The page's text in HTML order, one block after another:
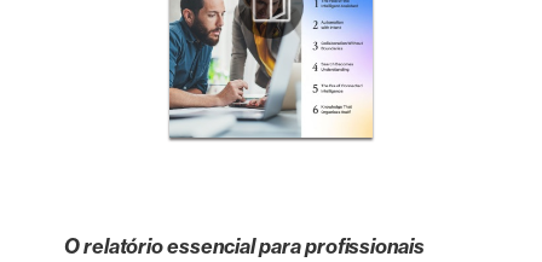
O relatório essencial para profissionais